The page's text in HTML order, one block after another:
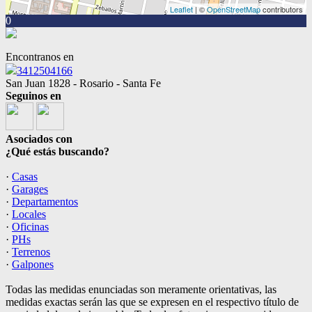
Leaflet | ©OpenStreetMapcontributors
0
Encontranos en
3412504166
San Juan 1828 - Rosario - Santa Fe
Seguinos en
Asociados con
¿Qué estás buscando?
· Casas
· Garages
· Departamentos
· Locales
· Oficinas
· PHs
· Terrenos
· Galpones
Todas las medidas enunciadas son meramente orientativas, las
medidas exactas serán las que se expresen en el respectivo título de